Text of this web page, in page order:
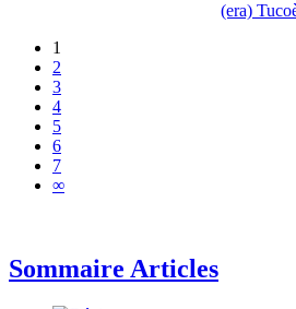
(era)
1
2
3
4
5
6
7
∞
Sommaire Articles